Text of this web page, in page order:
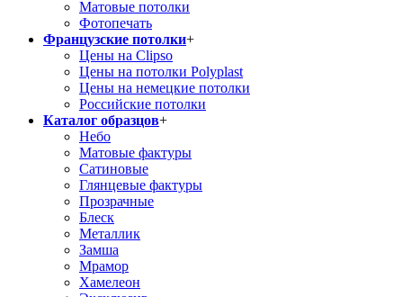
Матовые потолки
Фотопечать
Французские потолки+
Цены на Clipso
Цены на потолки Polyplast
Цены на немецкие потолки
Российские потолки
Каталог образцов+
Небо
Матовые фактуры
Сатиновые
Глянцевые фактуры
Прозрачные
Блеск
Металлик
Замша
Мрамор
Хамелеон